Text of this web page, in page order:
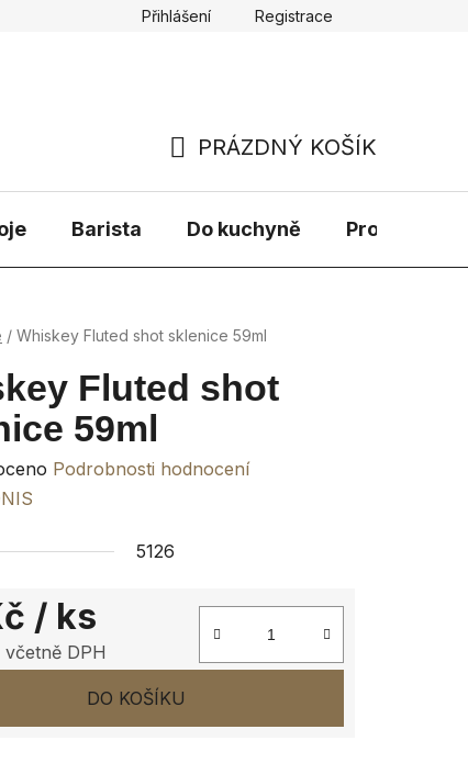
Přihlášení Registrace
KOŠÍK
PRÁZDNÝ KOŠÍK
Barista Do kuchyně Prodávané
/ Whiskey Fluted shot sklenice 59ml
Fluted shot
59ml
Podrobnosti hodnocení
5126
/ ks
včetně DPH
DO KOŠÍKU